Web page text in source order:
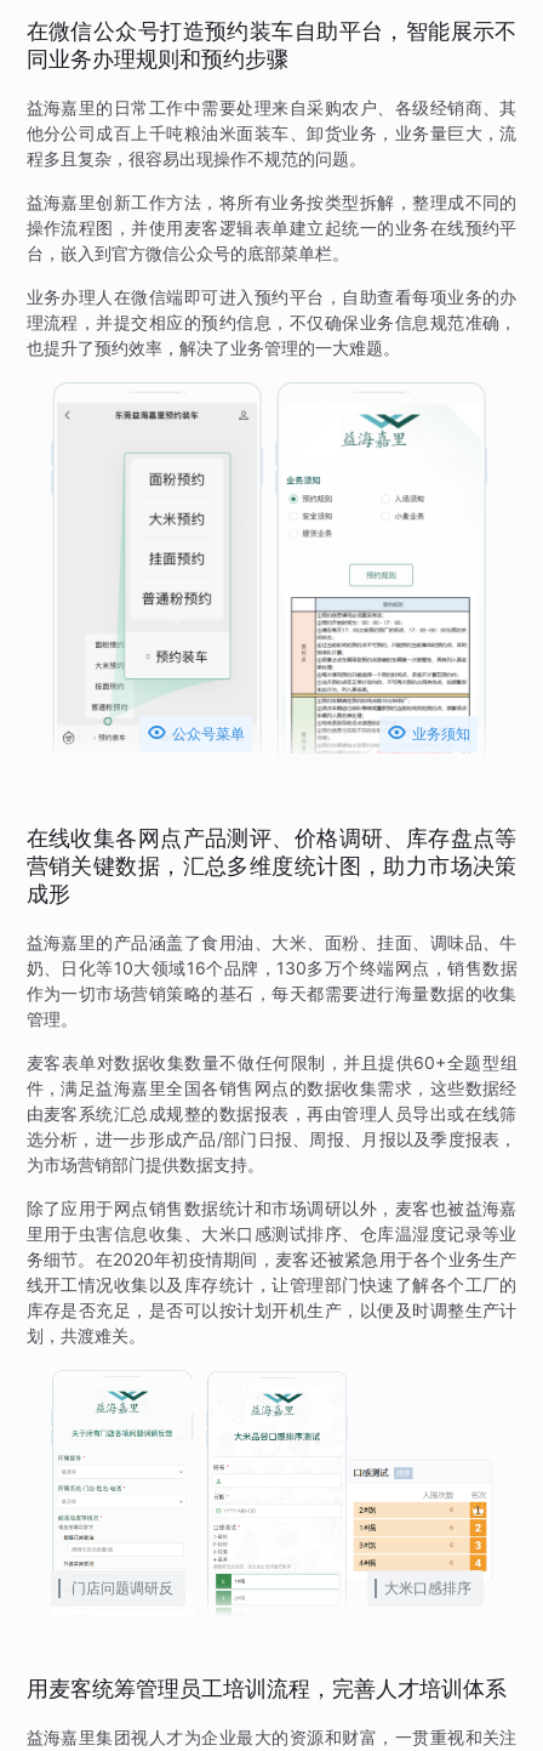
在微信公众号打造预约装车自助平台，智能展示不
同业务办理规则和预约步骤
益海嘉里的日常工作中需要处理来自采购农户、各级经销商、其
他分公司成百上千吨粮油米面装车、卸货业务，业务量巨大，流
程多且复杂，很容易出现操作不规范的问题。
益海嘉里创新工作方法，将所有业务按类型拆解，整理成不同的
操作流程图，并使用麦客逻辑表单建立起统一的业务在线预约平
台，嵌入到官方微信公众号的底部菜单栏。
业务办理人在微信端即可进入预约平台，自助查看每项业务的办
理流程，并提交相应的预约信息，不仅确保业务信息规范准确，
也提升了预约效率，解决了业务管理的一大难题。
 公众号菜单  业务须知
在线收集各网点产品测评、价格调研、库存盘点等
营销关键数据，汇总多维度统计图，助力市场决策
成形
益海嘉里的产品涵盖了食用油、大米、面粉、挂面、调味品、牛
奶、日化等10大领域16个品牌，130多万个终端网点，销售数据
作为一切市场营销策略的基石，每天都需要进行海量数据的收集
管理。
麦客表单对数据收集数量不做任何限制，并且提供60+全题型组
件，满足益海嘉里全国各销售网点的数据收集需求，这些数据经
由麦客系统汇总成规整的数据报表，再由管理人员导出或在线筛
选分析，进一步形成产品/部门日报、周报、月报以及季度报表，
为市场营销部门提供数据支持。
除了应用于网点销售数据统计和市场调研以外，麦客也被益海嘉
里用于虫害信息收集、大米口感测试排序、仓库温湿度记录等业
务细节。在2020年初疫情期间，麦客还被紧急用于各个业务生产
线开工情况收集以及库存统计，让管理部门快速了解各个工厂的
库存是否充足，是否可以按计划开机生产，以便及时调整生产计
划，共渡难关。
门店问题调研反
大米口感排序
用麦客统筹管理员工培训流程，完善人才培训体系
益海嘉里集团视人才为企业最大的资源和财富，一贯重视和关注